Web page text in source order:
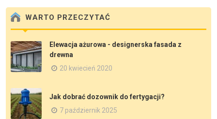
WARTO PRZECZYTAĆ
Elewacja ażurowa - designerska fasada z
drewna
20 kwiecień 2020
Jak dobrać dozownik do fertygacji?
7 październik 2025